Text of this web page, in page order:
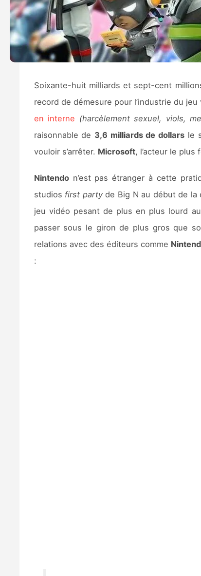
Soixante-huit milliards et sept-cent
record de démesure pour l’industrie du
en interne (harcèlement sexuel, viols,
raisonnable de 3,6 milliards de dollars le
vouloir s’arrêter. Microsoft, l’acteur le plus
Nintendon’est pas étranger à cette
studios first partyde Big N au début de la
jeu vidéo pesant de plus en plus lourd
passer sous le giron de plus gros que
relations avec des éditeurs comme
: